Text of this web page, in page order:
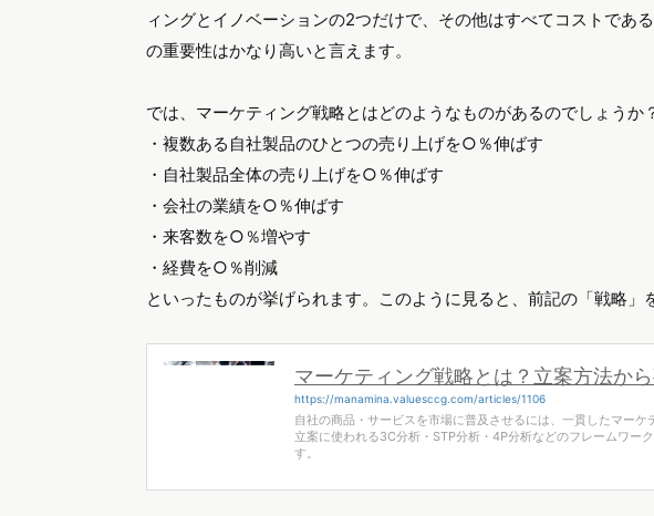
ィングとイノベーションの2つだけで、その他はすべてコストであ
の重要性はかなり高いと言えます。
では、マーケティング戦略とはどのようなものがあるのでしょうか
・複数ある自社製品のひとつの売り上げを○％伸ばす
・自社製品全体の売り上げを○％伸ばす
・会社の業績を○％伸ばす
・来客数を○％増やす
・経費を○％削減
といったものが挙げられます。このように見ると、前記の「戦略」
マーケティング戦略とは？立案方法か
https://manamina.valuesccg.com/articles/1106
自社の商品・サービスを市場に普及させるには、一貫したマー
立案に使われる3C分析・STP分析・4P分析などのフレームワー
す。